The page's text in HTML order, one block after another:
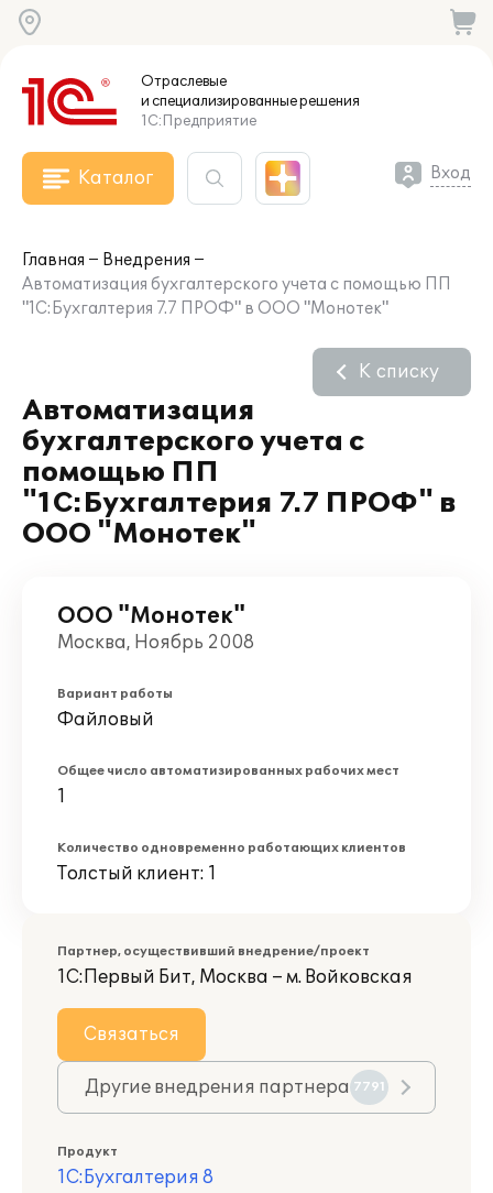
Отраслевые
и специализированныерешения
1С:Предприятие
Каталог Вход
Главная
Внедрения
Автоматизация бухгалтерского учета с помощью ПП
"1С:Бухгалтерия 7.7 ПРОФ" в ООО "Монотек"
Автоматизация
бухгалтерского учета с
помощью ПП
"1С:Бухгалтерия 7.7 ПРОФ" в
ООО "Монотек"
К списку
ООО "Монотек"
Москва, Ноябрь 2008
Вариант работы
Файловый
Общее число автоматизированных рабочих мест
1
Количество одновременно работающих клиентов
Толстый клиент: 1
Партнер, осуществивший внедрение/проект
1С:Первый Бит, Москва – м. Войковская
Связаться
Другие внедрения партнера 7791
Продукт
1С:Бухгалтерия 8